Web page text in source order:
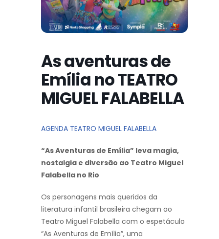
As aventuras de
Emília no TEATRO
MIGUEL FALABELLA
AGENDA TEATRO MIGUEL FALABELLA
“As Aventuras de Emília” leva magia,
nostalgia e diversão ao Teatro Miguel
Falabella no Rio
Os personagens mais queridos da
literatura infantil brasileira chegam ao
Teatro Miguel Falabella com o espetáculo
“As Aventuras de Emília”, uma